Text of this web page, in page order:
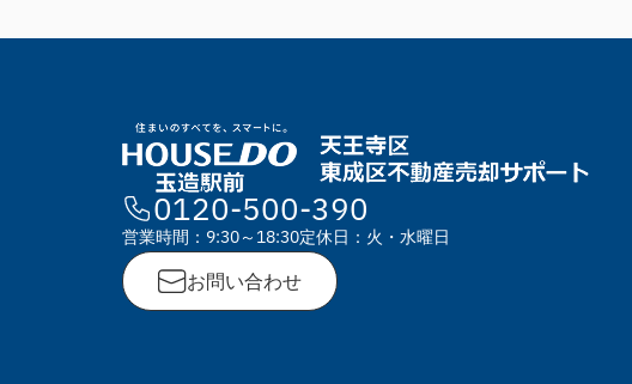
0120-500-390
営業時間：9:30～18:30定休日：火・水曜日
お問い合わせ